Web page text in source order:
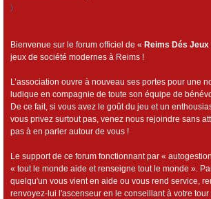
)
Bienvenue sur le forum officiel de « Reims Dés Jeux
jeux de société modernes à Reims !
L’association ouvre à nouveau ses portes pour une
ludique en compagnie de toute son équipe de
De ce fait, si vous avez le goût du jeu et un
vous privez surtout pas, venez nous rejoindre sans
pas à en parler autour de vous !
Le support de ce forum fonctionnant par «
« tout le monde aide et renseigne tout le monde ».
quelqu'un vous vient en aide ou vous rend service,
renvoyez-lui l'ascenseur en le conseillant à votre